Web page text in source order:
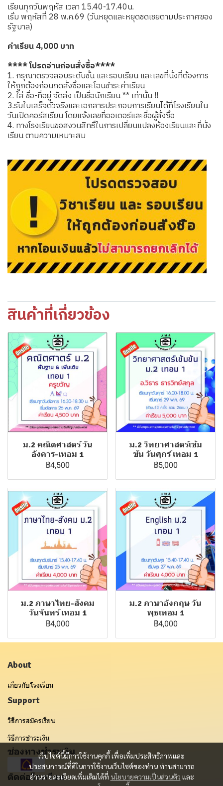
เรียนทุกวันพฤหัส เวลา 15.40-17.40น.
เริ่ม พฤหัสที่ 28 พ.ค.69 (วันหยุดและหยุดชดเชยตามประกาศของ
รัฐบาล)
ค่าเรียน 4,000 บาท
**** โปรดอ่านก่อนสั่งซื้อ****
1. กรุณาตรวจสอบระดับชั้น และรอบเรียน และเลขที่นั่งที่ต้องการ
ให้ถูกต้องก่อนกดสั่งซื้อและโอนชำระค่าเรียน
2. ใส่ ชื่อ-ที่อยู่ จัดส่ง เป็นชื่อนักเรียน ** เท่านั้น !!
3.รับใบเสร็จตัวจริงและเอกสารประกอบการเรียนได้ที่โรงเรียนใน
วันเปิดคอร์สเรียน โดยแจ้งเลขที่ออเดอร์และชื่อผู้สั่งซื้อ
4. ทางโรงเรียนขอสงวนสิทธิ์ในการเปลี่ยนแปลงห้องเรียนและที่นั่ง
เรียน ตามความเหมาะสม
สินค้าที่เกี่ยวข้อง
ม.2 คณิตศาสตร์ วัน
อังคาร-เทอม 1
฿4,500
ม.2 วิทยาศาสตร์เข้ม
ข้น วันศุกร์ เทอม 1
฿5,000
ม.2 ภาษาไทย-สังคม
วันจันทร์ เทอม 1
฿4,000
ม.2 ภาษาอังกฤษ วัน
พุธเทอม 1
฿4,000
เว็บไซต์นี้มีการใช้งานคุกกี้ เพื่อเพิ่มประสิทธิภาพและ
ประสบการณ์ที่ดีในการใช้งานเว็บไซต์ของท่าน ท่านสามารถ
อ่านรายละเอียดเพิ่มเติมได้ที่ นโยบายความเป็นส่วนตัว และ
About
เกี่ยวกับโรงเรียน
Support
วิธีการสมัครเรียน
วิธีการชำระเงิน
ช่องทางชำระเงิน
ติดต่อโรงเรียน